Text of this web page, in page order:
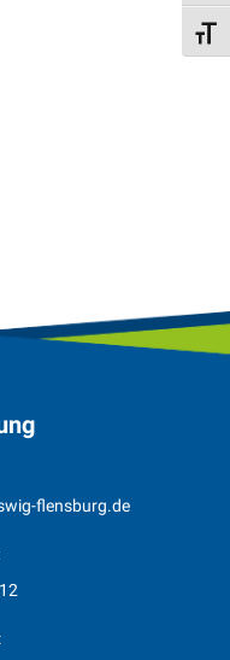
flensburg.de